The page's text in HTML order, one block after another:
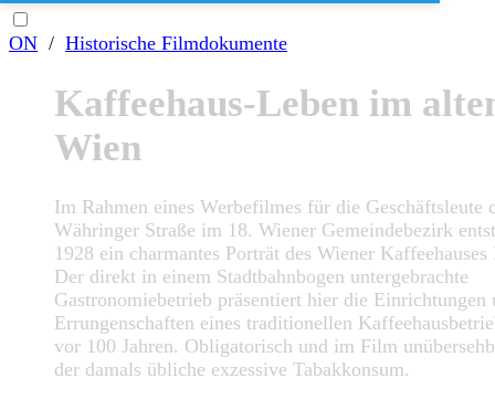
ON / Historische Filmdokumente
Kaffeehaus-Leben im
Wien
Im Rahmen eines Werbefilmes für die Geschäftsleute
Währinger Straße im 18. Wiener Gemeindebezirk
1928 ein charmantes Porträt des Wiener Kaffeehauses
Der direkt in einem Stadtbahnbogen untergebrachte
Gastronomiebetrieb präsentiert hier die Einrichtungen
Errungenschaften eines traditionellen
vor 100 Jahren. Obligatorisch und im Film
der damals übliche exzessive Tabakkonsum.